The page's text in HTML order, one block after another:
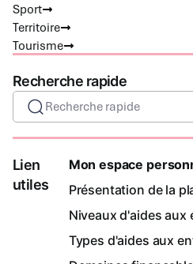
Sport
Territoire
Tourisme
Recherche rapide
Recherche rapide
Lien
utiles
Mon espace
Présentation de la
Niveaux d'aides aux
Types d'aides aux